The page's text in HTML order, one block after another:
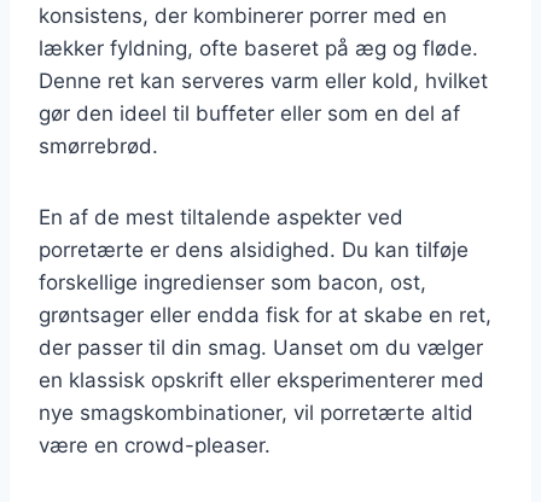
konsistens, der kombinerer porrer med en
lækker fyldning, ofte baseret på æg og fløde.
Denne ret kan serveres varm eller kold, hvilket
gør den ideel til buffeter eller som en del af
smørrebrød.
En af de mest tiltalende aspekter ved
porretærte er dens alsidighed. Du kan tilføje
forskellige ingredienser som bacon, ost,
grøntsager eller endda fisk for at skabe en ret,
der passer til din smag. Uanset om du vælger
en klassisk opskrift eller eksperimenterer med
nye smagskombinationer, vil porretærte altid
være en crowd-pleaser.